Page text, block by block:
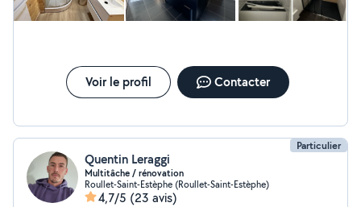
Voir le profil Contacter
Particulier
Quentin Leraggi
Multitâche / rénovation
Roullet-Saint-Estèphe (Roullet-Saint-Estèphe)
4,7/5 (23 avis)